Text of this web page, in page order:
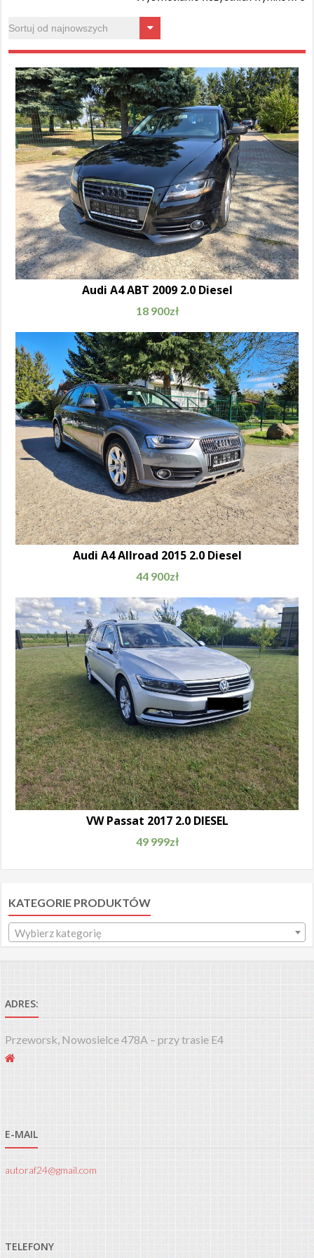
Audi A4 ABT 2009 2.0 Diesel
18 900zł
Audi A4 Allroad 2015 2.0 Diesel
44 900zł
VW Passat 2017 2.0 DIESEL
49 999zł
KATEGORIE PRODUKTÓW
Wybierz kategorię
ADRES:
Przeworsk, Nowosielce 478A – przy trasie E4
E-MAIL
autoraf24@gmail.com
TELEFONY